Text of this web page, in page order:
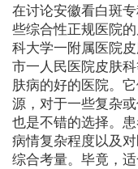
在讨论安徽看白斑
些综合性正规医院
科大学一附属医院
市一人民医院皮肤
肤病的好的医院。
源，对于一些复杂
也是不错的选择。
病情复杂程度以及
综合考量。毕竟，